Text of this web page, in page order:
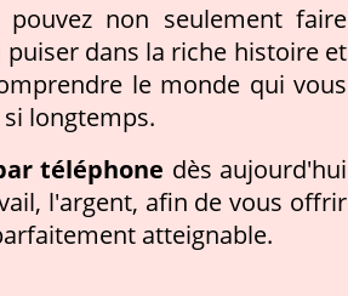
pouvez non seulement faire
dans la riche histoire et
le monde qui vous
longtemps.
téléphone dès aujourd'hui
l'argent, afin de vous offrir
atteignable.